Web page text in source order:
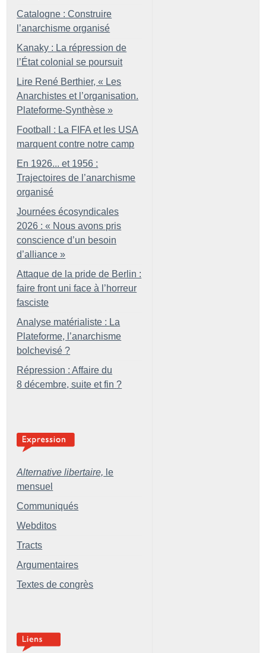
Catalogne : Construire
l’anarchisme organisé
Kanaky : La répression de
l’État colonial se poursuit
Lire René Berthier, « Les
Anarchistes et l’organisation.
Plateforme-Synthèse »
Football : La FIFA et les USA
marquent contre notre camp
En 1926... et 1956 :
Trajectoires de l’anarchisme
organisé
Journées écosyndicales
2026 : « Nous avons pris
conscience d’un besoin
d’alliance »
Attaque de la pride de Berlin :
faire front uni face à l’horreur
fasciste
Analyse matérialiste : La
Plateforme, l’anarchisme
bolchevisé ?
Répression : Affaire du
8 décembre, suite et fin ?
Alternative libertaire, le
mensuel
Communiqués
Webditos
Tracts
Argumentaires
Textes de congrès